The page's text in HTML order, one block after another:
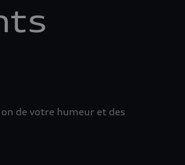
de votre humeur et des